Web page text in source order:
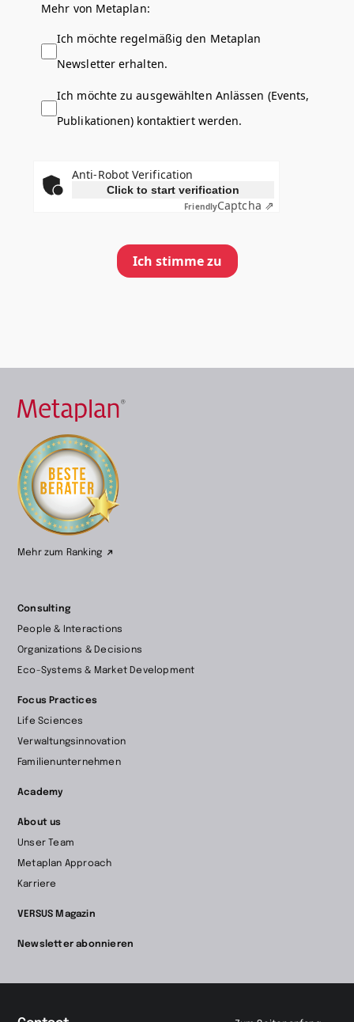
Mehr von Metaplan:
Ich möchte regelmäßig den Metaplan
Newsletter erhalten.
Ich möchte zu ausgewählten Anlässen (Events,
Publikationen) kontaktiert werden.
Anti-Robot Verification
Click to start verification
FriendlyCaptcha ⇗
Ich stimme zu
Startseite
wechseln
Mehr zum Ranking
Consulting
People & Interactions
Organizations & Decisions
Eco-Systems & Market Development
Focus Practices
Life Sciences
Verwaltungsinnovation
Familienunternehmen
Academy
About us
Unser Team
Metaplan Approach
Karriere
VERSUS Magazin
Newsletter abonnieren